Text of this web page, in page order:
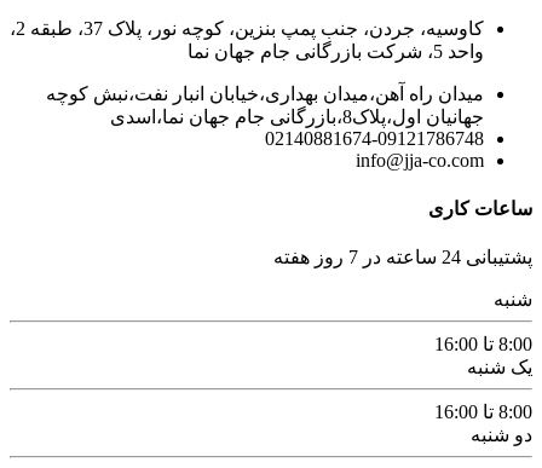
کاوسیه، جردن، جنب پمپ بنزین، کوچه نور، پلاک 37، طبقه 2،
واحد 5، شرکت بازرگانی جام جهان نما
میدان راه آهن،میدان بهداری،خیابان انبار نفت،نبش کوچه
جهانیان اول،پلاک8،بازرگانی جام جهان نما،اسدی
02140881674-09121786748
info@jja-co.com
ساعات کاری
پشتیبانی 24 ساعته در 7 روز هفته
شنبه
8:00 تا 16:00
یک شنبه
8:00 تا 16:00
دو شنبه